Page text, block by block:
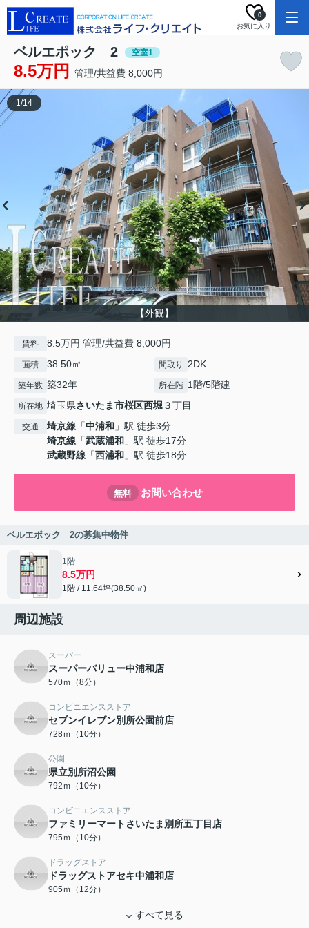
お気に入り
0
ベルエポック 2 空室1
8.5万円 管理/共益費 8,000円
【外観】
1/14
賃料 8.5万円 管理/共益費 8,000円
面積 38.50㎡ 間取り 2DK
築年数 築32年 所在階 1階/5階建
所在地 埼玉県さいたま市桜区西堀３丁目
交通 埼京線 「中浦和 」駅 徒歩3分
埼京線 「武蔵浦和 」駅 徒歩17分
武蔵野線 「西浦和 」駅 徒歩18分
無料 お問い合わせ
ベルエポック 2の募集中物件
1階
8.5万円
1階 / 11.64坪(38.50㎡)
周辺施設
スーパー
スーパーバリュー中浦和店
570ｍ（8分）
コンビニエンスストア
セブンイレブン別所公園前店
728ｍ（10分）
公園
県立別所沼公園
792ｍ（10分）
コンビニエンスストア
ファミリーマートさいたま別所五丁目店
795ｍ（10分）
ドラッグストア
ドラッグストアセキ中浦和店
905ｍ（12分）
すべて見る